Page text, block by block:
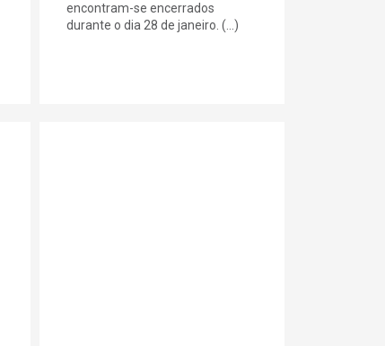
encontram-se encerrados
durante o dia 28 de janeiro. (...)